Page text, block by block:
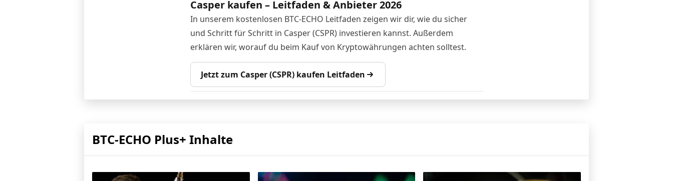
Casper kaufen – Leitfaden & Anbieter 2026
In unserem kostenlosen BTC-ECHO Leitfaden zeigen wir dir, wie du sicher
und Schritt für Schritt in Casper (CSPR) investieren kannst. Außerdem
erklären wir, worauf du beim Kauf von Kryptowährungen achten solltest.
Jetzt zum Casper (CSPR) kaufen Leitfaden
BTC-ECHO Plus+ Inhalte